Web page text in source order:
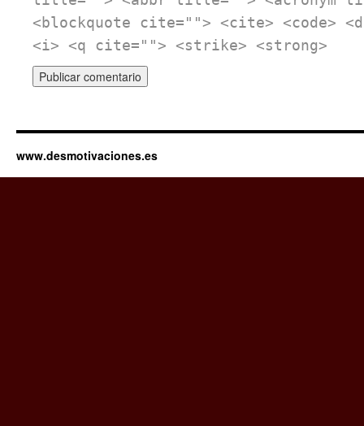
<blockquote cite=""> <cite> <code>
<i> <q cite=""> <strike> <strong>
www.desmotivaciones.es